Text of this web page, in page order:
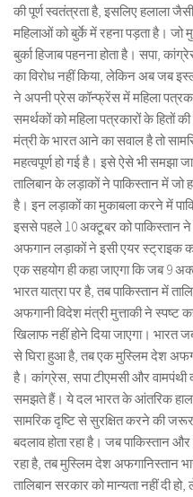
की पूर्ण स्वतंत्रता है, इसलिए हलाला
महिलाओं को बुर्के में रहना पड़ता है। जो
बुर्का हिजाब पहनना होता है। सपा,
का विरोध नहीं किया, लेकिन अब जब
ने अपनी प्रेस कॉन्फ्रेंस में महिला
समर्थकों को महिला पत्रकारों के हितों
मंत्री के भारत आने का सवाल है तो
महत्वपूर्ण हो गई है। इसे ऐसे भी समझा
तालिबान के लड़ाकों ने पाकिस्तान में
है। इन लड़ाकों का मुकाबला करने में
इससे पहले 10 अक्टूबर को पाकिस्तान
अफगान लड़ाकों ने इसी एयर स्ट्राइक
एक सहयोग ही कहा जाएगा कि जब 9
भारत यात्रा पर है, तब पाकिस्तान में
अफगानी विदेश मंत्री मुत्ताकी ने स्पष्ट
खिलाफ नहीं होने दिया जाएगा। भारत
से घिरा हुआ है, तब एक मुस्लिम देश
है। कांग्रेस, सपा टीएमसी और
समझते हैं। ये दल भारत के आंतरिक
सामरिक दृष्टि से सुरक्षित करने की
बदलाव होता रहा है। जब पाकिस्तान
रहा है, तब मुस्लिम देश अफगानिस्तान
तालिबान सरकार को मान्यता नहीं दी